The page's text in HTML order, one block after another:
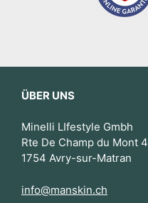
ÜBER UNS
Minelli LIfestyle Gmbh
Rte De Champ du Mont 4
1754 Avry-sur-Matran
info@manskin.ch